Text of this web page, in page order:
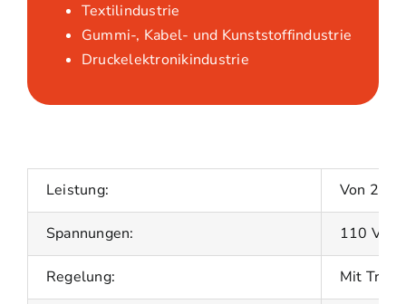
Textilindustrie
Gummi-, Kabel- und Kunststoffindustrie
Druckelektronikindustrie
Leistung: Von 250
Spannungen: 110 V –
Regelung: Mit